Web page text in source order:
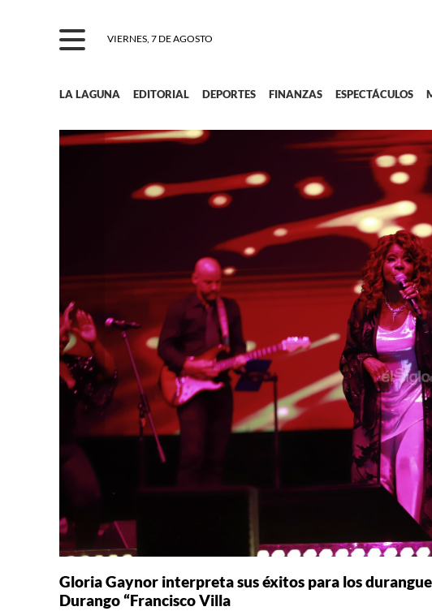
VIERNES, 7 DE AGOSTO
LA LAGUNA EDITORIAL DEPORTES FINANZAS ESPECTÁCULOS
Gloria Gaynor interpreta sus éxitos para los
Durango “Francisco Villa